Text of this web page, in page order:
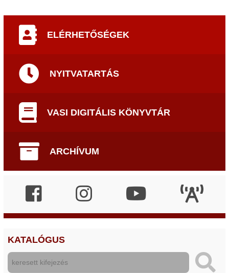
ELÉRHETŐSÉGEK
NYITVATARTÁS
VASI DIGITÁLIS KÖNYVTÁR
ARCHÍVUM
KATALÓGUS